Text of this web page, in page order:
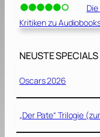
Kritiken zu
NEUSTE SPECIALS
Oscars 2026
„Der Pate“ Trilogie